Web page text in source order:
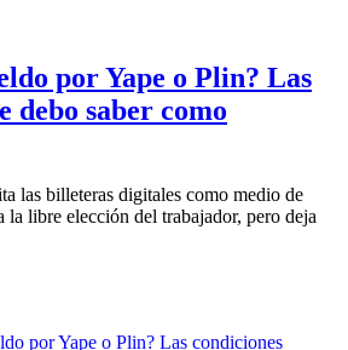
por Yape o Plin? Las
debo saber como
las billeteras digitales como medio de
la libre elección del trabajador, pero deja